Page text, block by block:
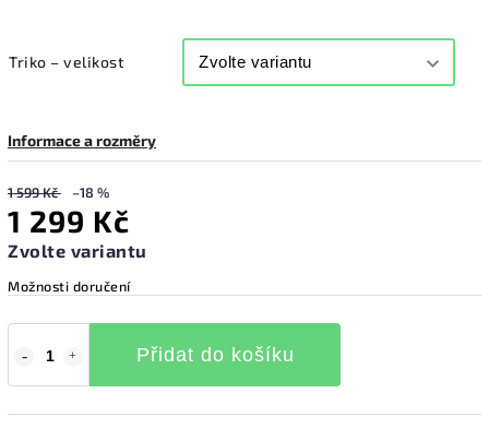
Triko – velikost
Informace a rozměry
1 599 Kč –18 %
1 299 Kč
Zvolte variantu
Možnosti doručení
Přidat do košíku